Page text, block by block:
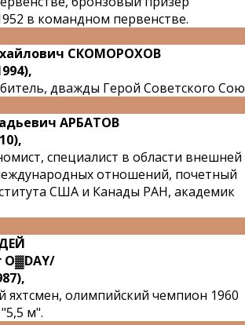
в командном первенстве.
СКОМОРОХОВ
дважды Герой Советского
АРБАТОВ
специалист в области внешней
отношений, почетный
США и Канады РАН, академик
O▓DAY/
яхтсмен, олимпийский чемпион 1960
м".